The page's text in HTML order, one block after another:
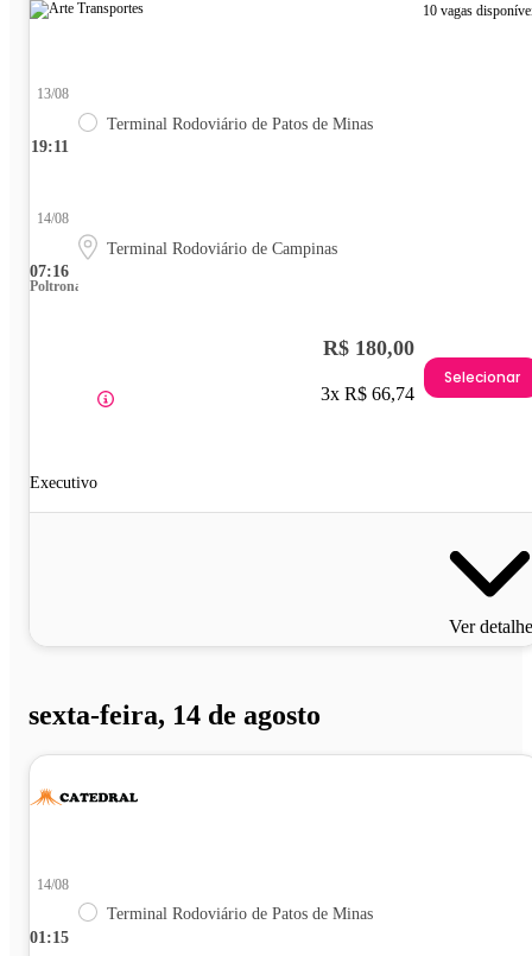
10 vagas
19:11
13/08
Terminal Rodoviário de Patos de Minas
07:16
14/08
Terminal Rodoviário de Campinas
Poltrona
Executivo
R$ 180,00
3x R$ 66,74
Selecionar
Ver
sexta-feira, 14 de agosto
01:15
14/08
Terminal Rodoviário de Patos de Minas